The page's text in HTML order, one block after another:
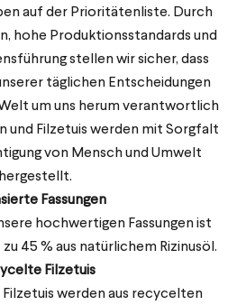
auf der Prioritätenliste. Durch
hohe Produktionsstandards und
stellen wir sicher, dass
täglichen Entscheidungen
um uns herum verantwortlich
und Filzetuis werden mit Sorgfalt
von Mensch und Umwelt
hergestellt.
Fassungen
hochwertigen Fassungen ist
45 % aus natürlichem Rizinusöl.
Filzetuis
werden aus recycelten